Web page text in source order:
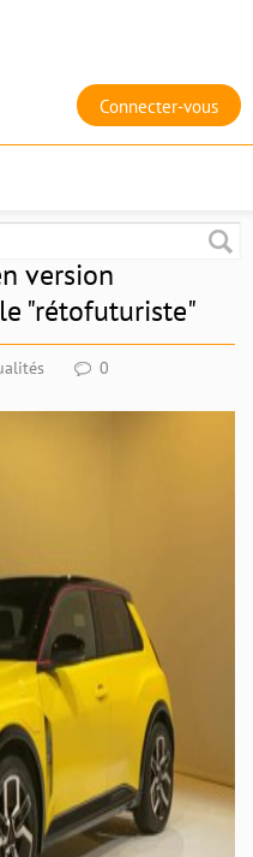
Connecter-vous
version
"rétofuturiste"
0